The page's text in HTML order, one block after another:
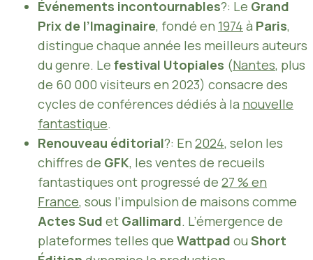
Événements incontournables?: Le Grand
Prix de l’Imaginaire, fondé en 1974 à Paris,
distingue chaque année les meilleurs auteurs
du genre. Le festival Utopiales (Nantes, plus
de 60 000 visiteurs en 2023) consacre des
cycles de conférences dédiés à la nouvelle
fantastique.
Renouveau éditorial?: En 2024, selon les
chiffres de GFK, les ventes de recueils
fantastiques ont progressé de 27 % en
France, sous l’impulsion de maisons comme
Actes Sud et Gallimard. L’émergence de
plateformes telles que Wattpad ou Short